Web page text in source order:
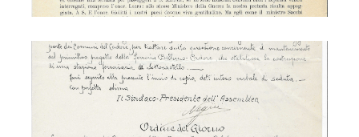
Ferrovia - S. Andrea